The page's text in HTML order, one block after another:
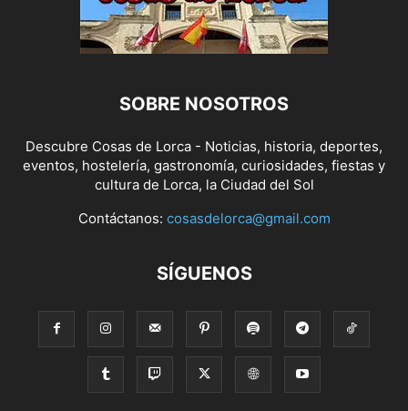
SOBRE NOSOTROS
Descubre Cosas de Lorca - Noticias, historia, deportes,
eventos, hostelería, gastronomía, curiosidades, fiestas y
cultura de Lorca, la Ciudad del Sol
Contáctanos: cosasdelorca@gmail.com
SÍGUENOS